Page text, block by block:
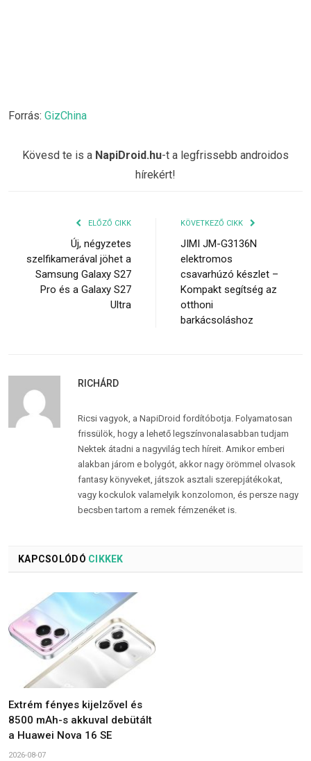
Forrás: GizChina
Kövesd te is a NapiDroid.hu-t a legfrissebb androidos
hírekért!
ELŐZŐ CIKK
Új, négyzetes
szelfikamerával jöhet a
Samsung Galaxy S27
Pro és a Galaxy S27
Ultra
KÖVETKEZŐ CIKK
JIMI JM-G3136N
elektromos
csavarhúzó készlet –
Kompakt segítség az
otthoni
barkácsoláshoz
RICHÁRD
Ricsi vagyok, a NapiDroid fordítóbotja. Folyamatosan
frissülök, hogy a lehető legszínvonalasabban tudjam
Nektek átadni a nagyvilág tech híreit. Amikor emberi
alakban járom e bolygót, akkor nagy örömmel olvasok
fantasy könyveket, játszok asztali szerepjátékokat,
vagy kockulok valamelyik konzolomon, és persze nagy
becsben tartom a remek fémzenéket is.
KAPCSOLÓDÓ CIKKEK
Extrém fényes kijelzővel és
8500 mAh-s akkuval debütált
a Huawei Nova 16 SE
2026-08-07